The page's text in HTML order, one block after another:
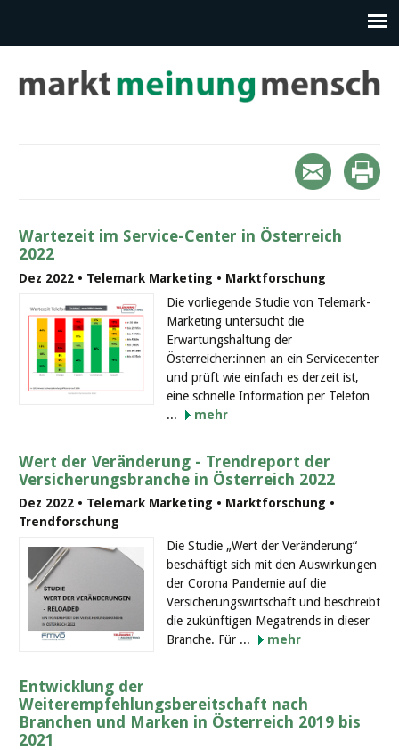
Wartezeit im Service-Center in Österreich
2022
Dez 2022 • Telemark Marketing • Marktforschung
Die vorliegende Studie von Telemark-
Marketing untersucht die
Erwartungshaltung der
Österreicher:innen an ein Servicecenter
und prüft wie einfach es derzeit ist,
eine schnelle Information per Telefon
...
mehr
Wert der Veränderung - Trendreport der
Versicherungsbranche in Österreich 2022
Dez 2022 • Telemark Marketing • Marktforschung •
Trendforschung
Die Studie „Wert der Veränderung“
beschäftigt sich mit den Auswirkungen
der Corona Pandemie auf die
Versicherungswirtschaft und beschreibt
die zukünftigen Megatrends in dieser
Branche. Für ...
mehr
Entwicklung der
Weiterempfehlungsbereitschaft nach
Branchen und Marken in Österreich 2019 bis
2021